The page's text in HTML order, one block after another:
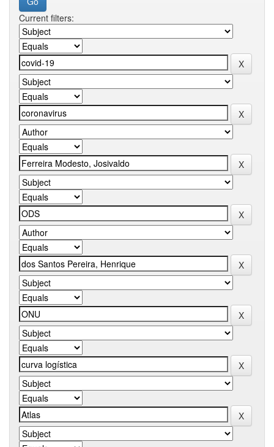
Current filters: